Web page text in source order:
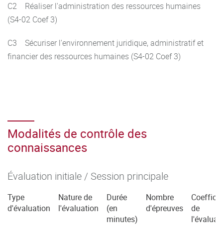
C2 Réaliser l'administration des ressources humaines
(S4-02 Coef 3)
C3 Sécuriser l'environnement juridique, administratif et
financier des ressources humaines (S4-02 Coef 3)
Modalités de contrôle des
connaissances
Évaluation initiale / Session principale
Type
d'évaluation
Nature de
l'évaluation
Durée
(en
minutes)
Nombre
d'épreuves
de